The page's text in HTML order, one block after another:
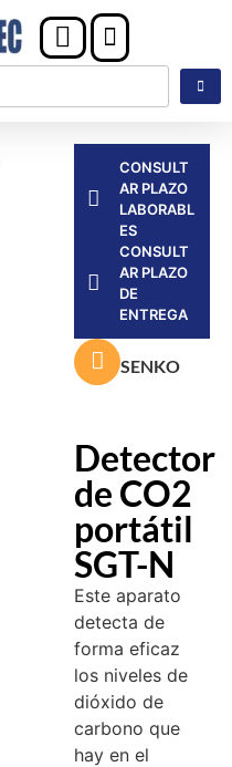
CONSULT
AR PLAZO
LABORABL
ES
CONSULT
AR PLAZO
DE
ENTREGA
SENKO
Detector
de CO2
portátil
SGT-N
Este aparato
detecta de
forma eficaz
los niveles de
dióxido de
carbono que
hay en el